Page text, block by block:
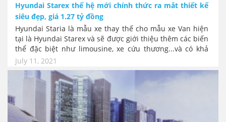
Hyundai Starex thế hệ mới chính thức ra mắt thiết kế
siêu đẹp, giá 1.27 tỷ đồng
Hyundai Staria là mẫu xe thay thế cho mẫu xe Van hiện
tại là Hyundai Starex và sẽ được giới thiệu thêm các biến
thể đặc biệt như limousine, xe cứu thương...và có khả
năng sẽ có phiên bản chạy điện trong tương lai. Thiết kế
của Starex thế hệ mới trở nên "cao cấp" và có nét hơn
gấp nhiều lần sự thô kệch trước đây. Hiện mới có phiên
bản tay lái nghịch, giá khởi điểm khoảng 1,2 tỷ đồng.
July 11, 2021